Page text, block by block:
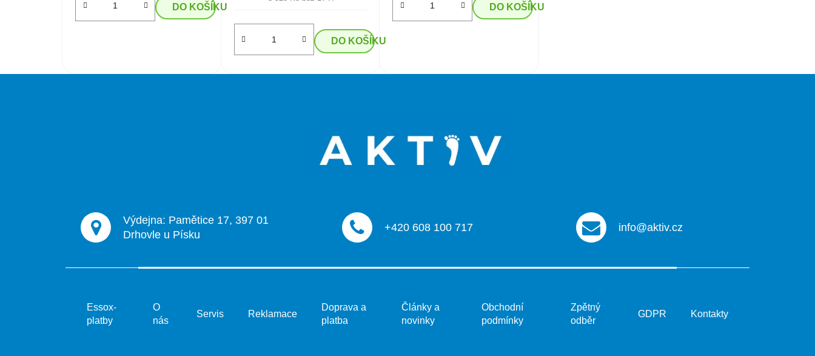
DO KOŠÍKU
DO KOŠÍKU
DO KOŠÍKU
Výdejna: Pamětice 17, 397 01
Drhovle u Písku
+420 608 100 717 info@aktiv.cz
Essox-
platby
O
nás
Servis Reklamace
Doprava a
platba
Články a
novinky
Obchodní
podmínky
Zpětný
odběr
GDPR Kontakty